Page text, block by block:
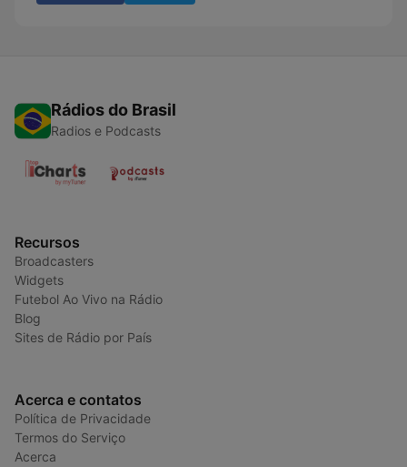
Rádios do Brasil
Radios e Podcasts
Recursos
Broadcasters
Widgets
Futebol Ao Vivo na Rádio
Blog
Sites de Rádio por País
Acerca e contatos
Política de Privacidade
Termos do Serviço
Acerca